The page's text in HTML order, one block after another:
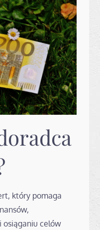
który pomaga
osiąganiu celów